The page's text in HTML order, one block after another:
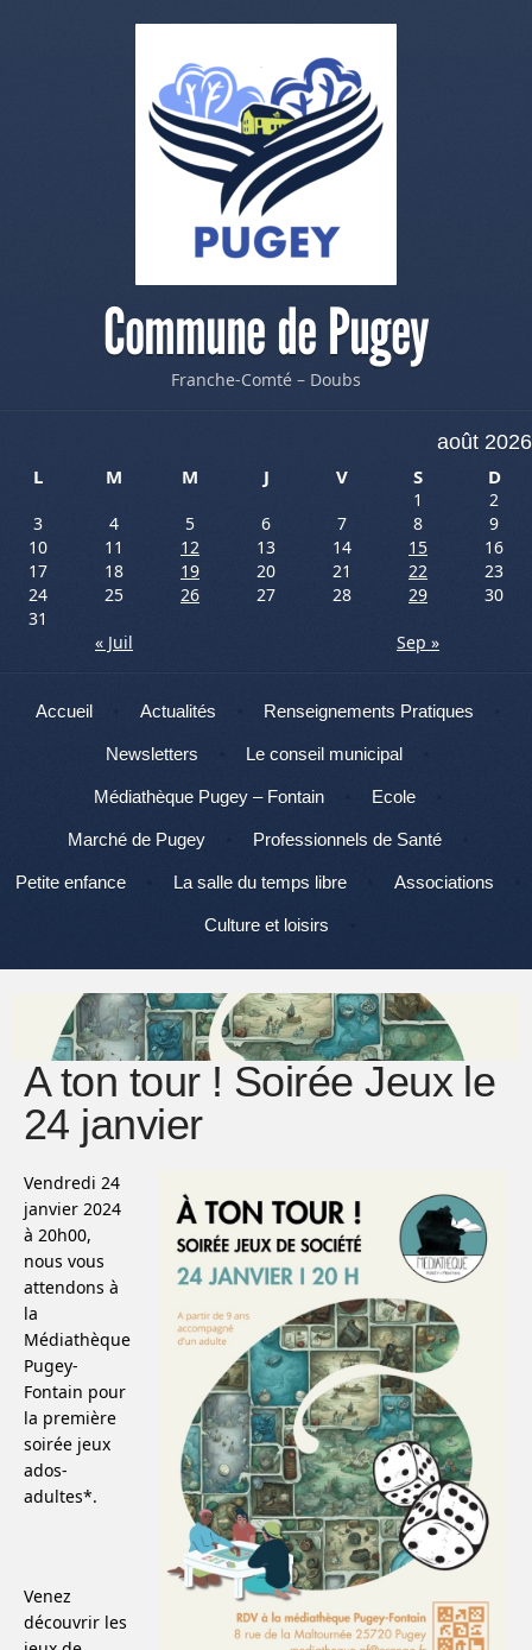
Commune de Pugey
Franche-Comté – Doubs
août 2026
L
M M J V S D
1
2
3
4 5 6 7 8
9
10
11 12 13 14 15
16
17
18 19 20 21 22
23
24
25 26 27 28 29
30
31
« Juil
Sep »
Menu
Aller au contenu
Accueil Actualités Renseignements Pratiques
Newsletters Le conseil municipal
Médiathèque Pugey – Fontain Ecole
Marché de Pugey Professionnels de Santé
Petite enfance La salle du temps libre Associations
Culture et loisirs
A ton tour ! Soirée Jeux le
24 janvier
Vendredi 24
janvier 2024
à 20h00,
nous vous
attendons à
la
Médiathèque
Pugey-
Fontain pour
la première
soirée jeux
ados-
adultes*.
Venez
découvrir les